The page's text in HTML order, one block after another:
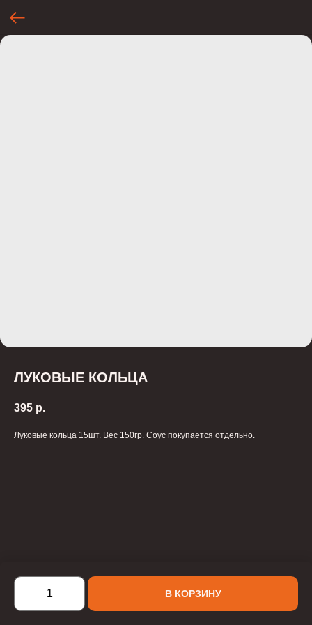
ЛУКОВЫЕ КОЛЬЦА
395 р.
В КОРЗИНУ
Луковые кольца 15шт. Вес 150гр. Соус покупается отдельно.